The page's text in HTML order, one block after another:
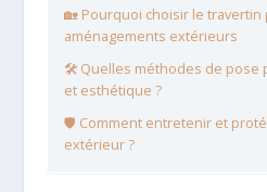
🏡 Pourquoi choisir le travertin
aménagements extérieurs
🛠️ Quelles méthodes de pose
et esthétique ?
🛡️ Comment entretenir et
extérieur ?